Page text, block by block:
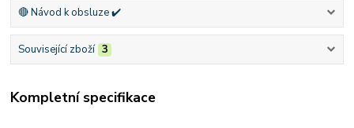
🔴 Návod k obsluze ✔️
Související zboží 3
Kompletní specifikace